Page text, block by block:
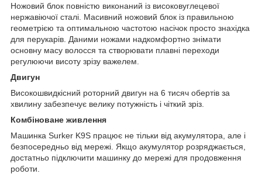
Ножовий блок повністю виконаний із високовуглецевої
нержавіючої сталі. Масивний ножовий блок із правильною
геометрією та оптимальною частотою насічок просто знахідка
для перукарів. Даними ножами надкомфортно знімати
основну масу волосся та створювати плавні переходи
регулюючи висоту зрізу важелем.
Двигун
Високошвидкісний роторний двигун на 6 тисяч обертів за
хвилину забезпечує велику потужність і чіткий зріз.
Комбіноване живлення
Машинка Surker K9S працює не тільки від акумулятора, але і
безпосередньо від мережі. Якщо акумулятор розряджається,
достатньо підключити машинку до мережі для продовження
роботи.